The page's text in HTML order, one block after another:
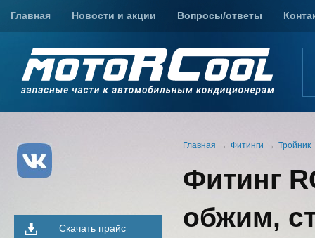
Главная Новости и акции Вопросы/ответы
Главная Фитинги Тройник
Фитинг
обжим,
Скачать прайс